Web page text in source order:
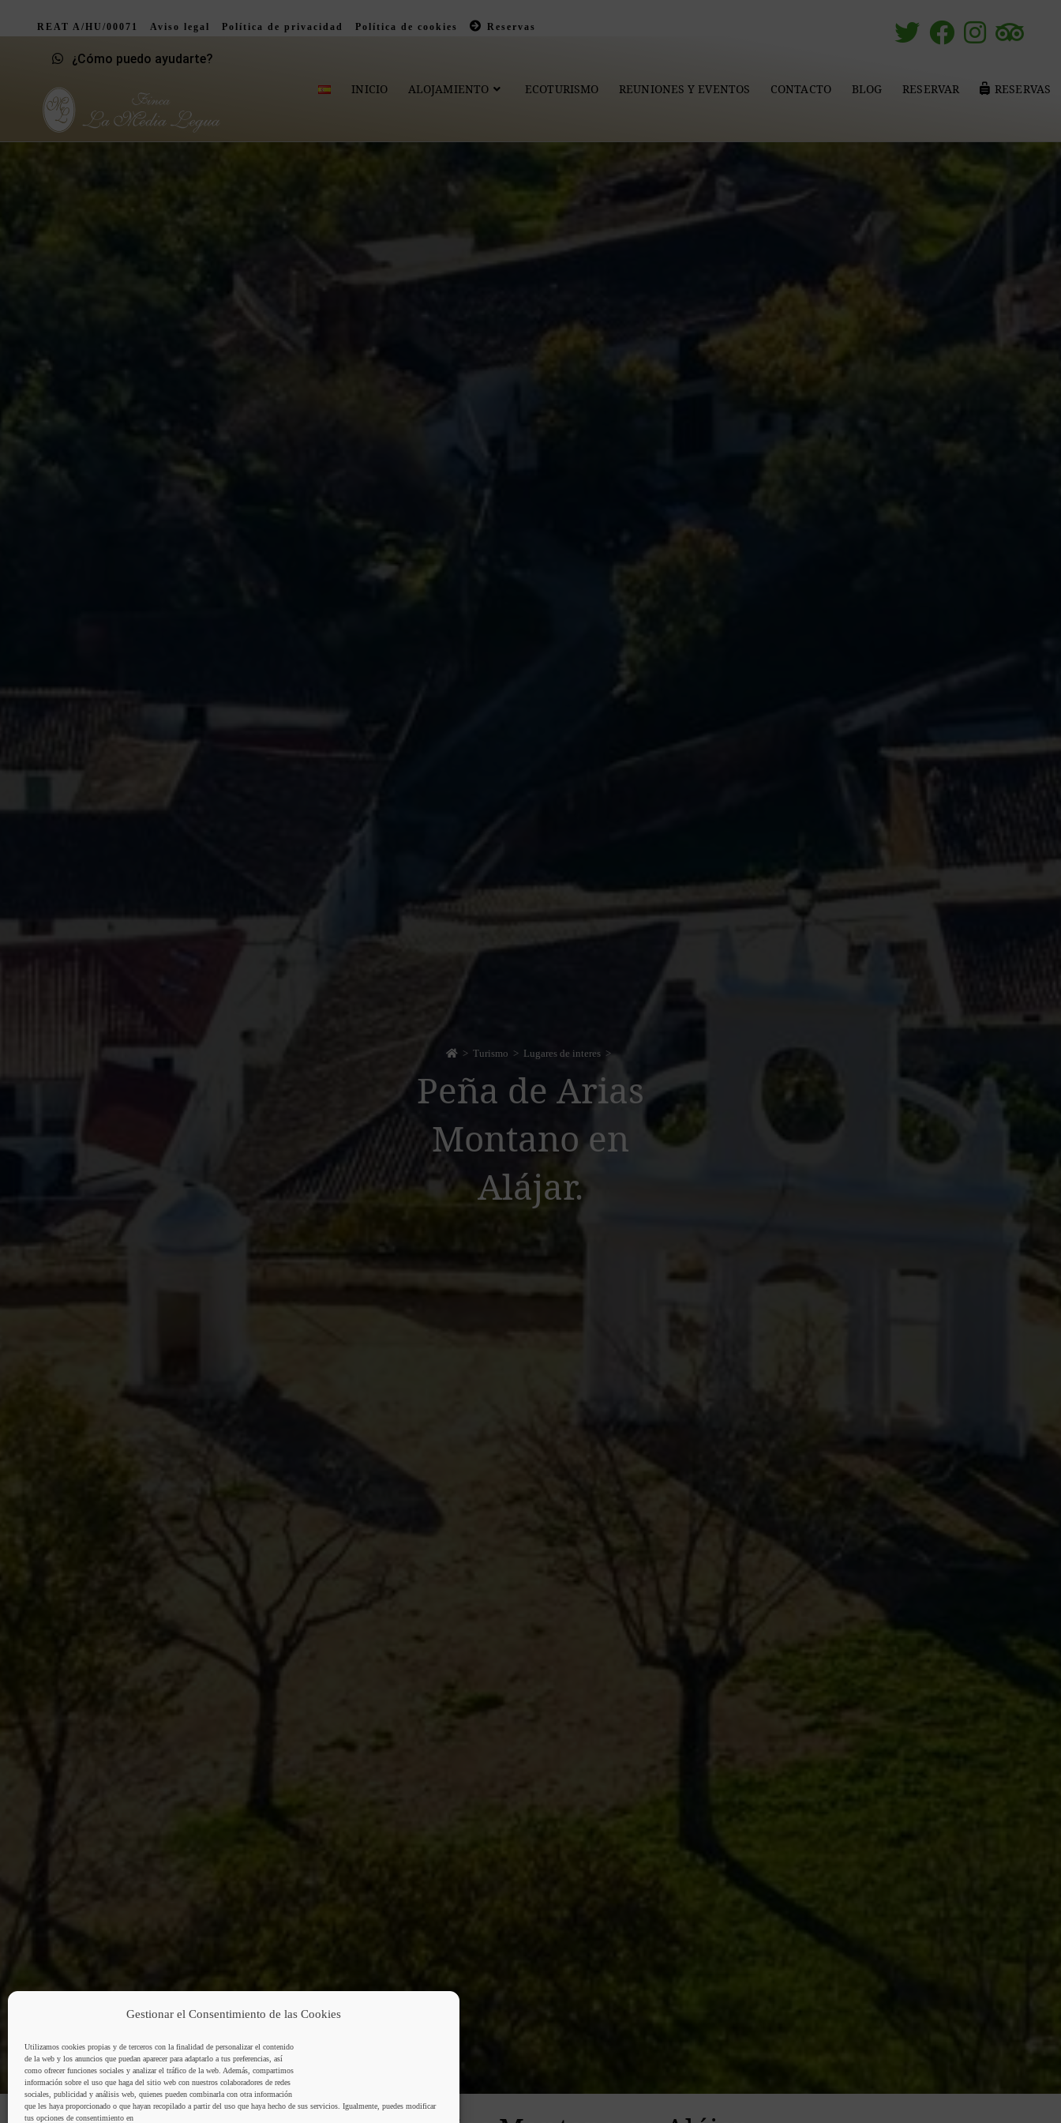
Gestionar el Consentimiento de las Cookies
Utilizamos cookies propias y de terceros con la finalidad de personalizar el contenido
de la web y los anuncios que puedan aparecer para adaptarlo a tus preferencias, así
como ofrecer funciones sociales y analizar el tráfico de la web. Además, compartimos
información sobre el uso que haga del sitio web con nuestros colaboradores de redes
sociales, publicidad y análisis web, quienes pueden combinarla con otra información
que les haya proporcionado o que hayan recopilado a partir del uso que haya hecho de sus servicios. Igualmente, puedes modificar
tus opciones de consentimiento en
REAT A/HU/00071 Aviso legal Política de privacidad Política de cookies Reservas
¿Cómo puedo ayudarte?
INICIO
ALOJAMIENTO ECOTURISMO REUNIONES Y EVENTOS CONTACTO BLOG RESERVAR RESERVAS
Peña de Arias
Montano en
Alájar.
> Turismo > Lugares de interes >
Peña de Arias Montano en Alájar.